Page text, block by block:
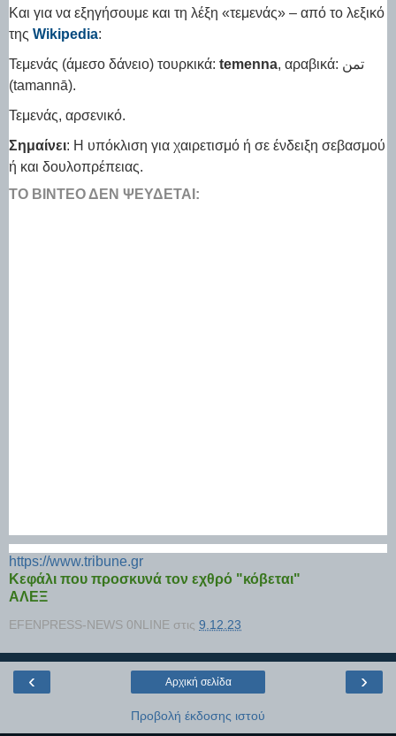
Και για να εξηγήσουμε και τη λέξη «τεμενάς» – από το λεξικό
της Wikipedia:
Τεμενάς (άμεσο δάνειο) τουρκικά: temenna, αραβικά: تمن
(tamannā).
Τεμενάς, αρσενικό.
Σημαίνει: Η υπόκλιση για χαιρετισμό ή σε ένδειξη σεβασμού
ή και δουλοπρέπειας.
ΤΟ ΒΊΝΤΕΟ ΔΕΝ ΨΕΎΔΕΤΑΙ:
https://www.tribune.gr
Κεφάλι που προσκυνά τον εχθρό "κόβεται"
ΑΛΕΞ
EFENPRESS-NEWS 0NLINE στις 9.12.23
‹ ›
Αρχική σελίδα
Προβολή έκδοσης ιστού